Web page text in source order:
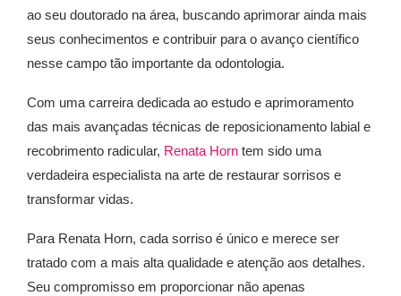
ao seu doutorado na área, buscando aprimorar ainda mais
seus conhecimentos e contribuir para o avanço científico
nesse campo tão importante da odontologia.
Com uma carreira dedicada ao estudo e aprimoramento
das mais avançadas técnicas de reposicionamento labial e
recobrimento radicular, Renata Horn tem sido uma
verdadeira especialista na arte de restaurar sorrisos e
transformar vidas.
Para Renata Horn, cada sorriso é único e merece ser
tratado com a mais alta qualidade e atenção aos detalhes.
Seu compromisso em proporcionar não apenas